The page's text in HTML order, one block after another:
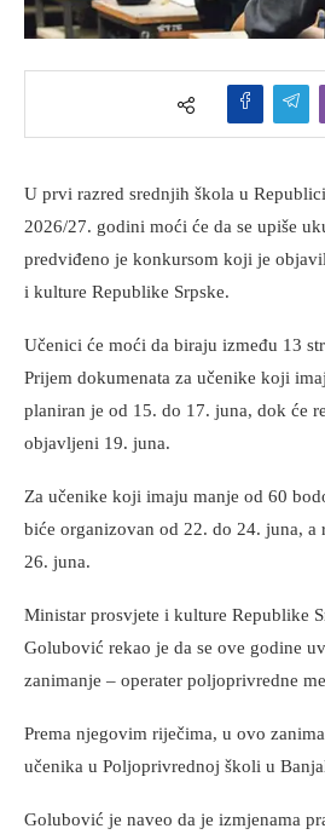
U prvi razred srednjih škola u
2026/27. godini moći će da se upiše
predviđeno je konkursom koji je
i kulture Republike Srpske.
Učenici će moći da biraju između 13
Prijem dokumenata za učenike koji
planiran je od 15. do 17. juna, dok će
objavljeni 19. juna.
Za učenike koji imaju manje od 60
biće organizovan od 22. do 24. juna,
26. juna.
Ministar prosvjete i kulture Republike
Golubović rekao je da se ove godine
zanimanje – operater poljoprivredne
Prema njegovim riječima, u ovo
učenika u Poljoprivrednoj školi u
Golubović je naveo da je izmjenama